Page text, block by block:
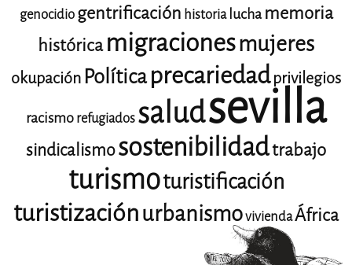
genocidiogentrificación historia lucha memoria
histórica migracionesmujeres
okupaciónPolíticaprecariedadprivilegios
racismorefugiadossaludsevilla
sindicalismosostenibilidadtrabajo
turismoturistificación
turistizaciónurbanismoviviendaÁfrica